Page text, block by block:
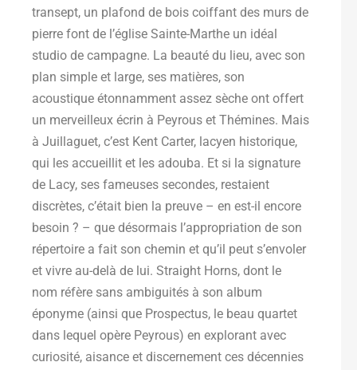
transept, un plafond de bois coiffant des murs de
pierre font de l’église Sainte-Marthe un idéal
studio de campagne. La beauté du lieu, avec son
plan simple et large, ses matières, son
acoustique étonnamment assez sèche ont offert
un merveilleux écrin à Peyrous et Thémines. Mais
à Juillaguet, c’est Kent Carter, lacyen historique,
qui les accueillit et les adouba. Et si la signature
de Lacy, ses fameuses secondes, restaient
discrètes, c’était bien la preuve – en est-il encore
besoin ? – que désormais l’appropriation de son
répertoire a fait son chemin et qu’il peut s’envoler
et vivre au-delà de lui. Straight Horns, dont le
nom réfère sans ambiguités à son album
éponyme (ainsi que Prospectus, le beau quartet
dans lequel opère Peyrous) en explorant avec
curiosité, aisance et discernement ces décennies